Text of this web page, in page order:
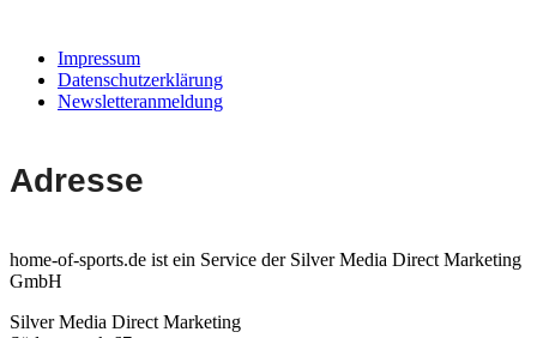
Impressum
Datenschutzerklärung
Newsletteranmeldung
Adresse
home-of-sports.de ist ein Service der Silver Media Direct Marketing
GmbH
Silver Media Direct Marketing